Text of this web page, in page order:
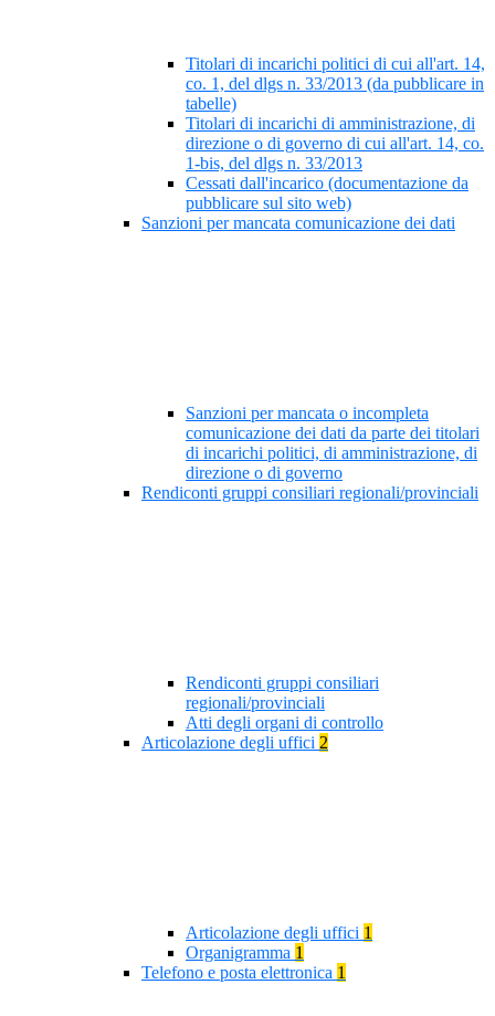
Titolari di incarichi politici di cui all'art. 14,
co. 1, del dlgs n. 33/2013 (da pubblicare in
tabelle)
Titolari di incarichi di amministrazione, di
direzione o di governo di cui all'art. 14, co.
1-bis, del dlgs n. 33/2013
Cessati dall'incarico (documentazione da
pubblicare sul sito web)
Sanzioni per mancata comunicazione dei dati
Sanzioni per mancata o incompleta
comunicazione dei dati da parte dei titolari
di incarichi politici, di amministrazione, di
direzione o di governo
Rendiconti gruppi consiliari regionali/provinciali
Rendiconti gruppi consiliari
regionali/provinciali
Atti degli organi di controllo
Articolazione degli uffici 2
Articolazione degli uffici 1
Organigramma 1
Telefono e posta elettronica 1